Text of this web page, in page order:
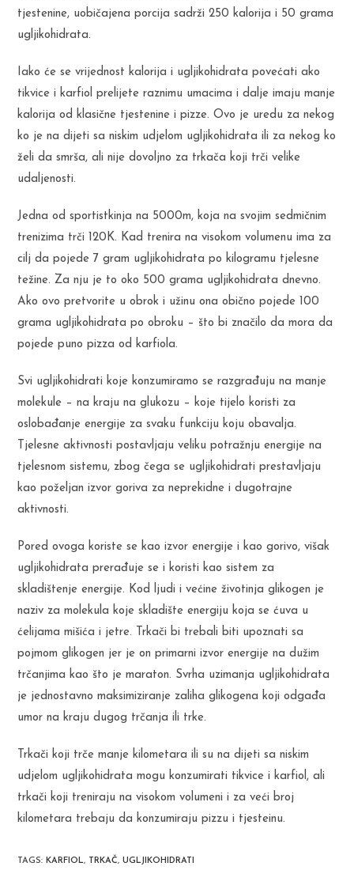
tjestenine, uobičajena porcija sadrži 250 kalorija i 50 grama
ugljikohidrata.
Iako će se vrijednost kalorija i ugljikohidrata povećati ako
tikvice i karfiol prelijete raznimu umacima i dalje imaju manje
kalorija od klasične tjestenine i pizze. Ovo je uredu za nekog
ko je na dijeti sa niskim udjelom ugljikohidrata ili za nekog ko
želi da smrša, ali nije dovoljno za trkača koji trči velike
udaljenosti.
Jedna od sportistkinja na 5000m, koja na svojim sedmičnim
trenizima trči 120K. Kad trenira na visokom volumenu ima za
cilj da pojede 7 gram ugljikohidrata po kilogramu tjelesne
težine. Za nju je to oko 500 grama ugljikohidrata dnevno.
Ako ovo pretvorite u obrok i užinu ona obično pojede 100
grama ugljikohidrata po obroku – što bi značilo da mora da
pojede puno pizza od karfiola.
Svi ugljikohidrati koje konzumiramo se razgrađuju na manje
molekule – na kraju na glukozu – koje tijelo koristi za
oslobađanje energije za svaku funkciju koju obavalja.
Tjelesne aktivnosti postavljaju veliku potražnju energije na
tjelesnom sistemu, zbog čega se ugljikohidrati prestavljaju
kao poželjan izvor goriva za neprekidne i dugotrajne
aktivnosti.
Pored ovoga koriste se kao izvor energije i kao gorivo, višak
ugljikohidrata prerađuje se i koristi kao sistem za
skladištenje energije. Kod ljudi i većine životinja glikogen je
naziv za molekula koje skladište energiju koja se ćuva u
ćelijama mišića i jetre. Trkači bi trebali biti upoznati sa
pojmom glikogen jer je on primarni izvor energije na dužim
trčanjima kao što je maraton. Svrha uzimanja ugljikohidrata
je jednostavno maksimiziranje zaliha glikogena koji odgađa
umor na kraju dugog trčanja ili trke.
Trkači koji trče manje kilometara ili su na dijeti sa niskim
udjelom ugljikohidrata mogu konzumirati tikvice i karfiol, ali
trkači koji treniraju na visokom volumeni i za veći broj
kilometara trebaju da konzumiraju pizzu i tjesteinu.
TAGS:KARFIOL, TRKAČ, UGLJIKOHIDRATI